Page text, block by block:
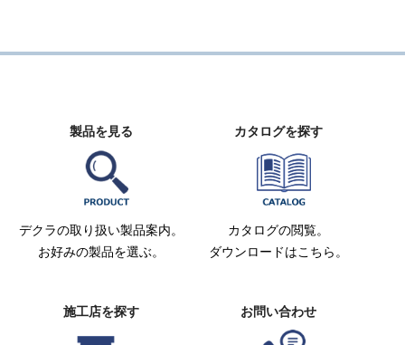
製品を見る
デクラの取り扱い製品案内。
お好みの製品を選ぶ。
カタログを探す
カタログの閲覧。
ダウンロードはこちら。
施工店を探す お問い合わせ